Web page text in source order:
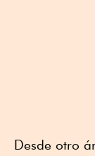
Desde otro